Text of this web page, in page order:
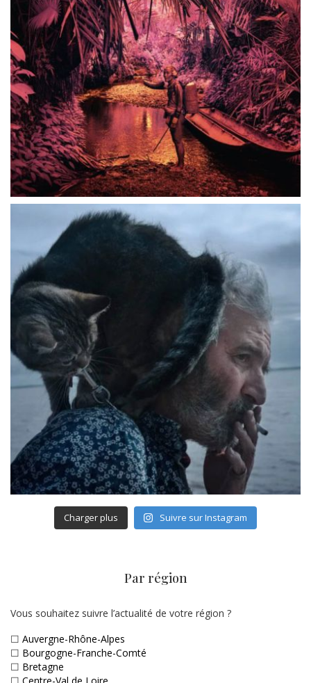
Charger plus Suivre sur Instagram
Par région
Vous souhaitez suivre l’actualité de votre région ?
☐ Auvergne-Rhône-Alpes
☐ Bourgogne-Franche-Comté
☐ Bretagne